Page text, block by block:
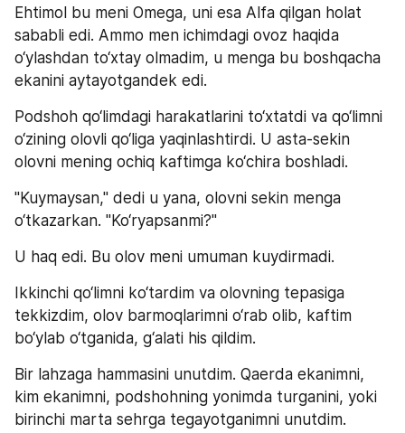
Ehtimol bu meni Omega, uni esa Alfa qilgan holat
sababli edi. Ammo men ichimdagi ovoz haqida
o‘ylashdan to‘xtay olmadim, u menga bu boshqacha
ekanini aytayotgandek edi.
Podshoh qo‘limdagi harakatlarini to‘xtatdi va qo‘limni
o‘zining olovli qo‘liga yaqinlashtirdi. U asta-sekin
olovni mening ochiq kaftimga ko‘chira boshladi.
"Kuymaysan," dedi u yana, olovni sekin menga
o‘tkazarkan. "Ko‘ryapsanmi?"
U haq edi. Bu olov meni umuman kuydirmadi.
Ikkinchi qo‘limni ko‘tardim va olovning tepasiga
tekkizdim, olov barmoqlarimni o‘rab olib, kaftim
bo‘ylab o‘tganida, g‘alati his qildim.
Bir lahzaga hammasini unutdim. Qaerda ekanimni,
kim ekanimni, podshohning yonimda turganini, yoki
birinchi marta sehrga tegayotganimni unutdim.